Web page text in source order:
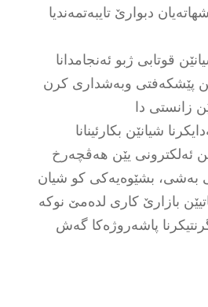
دبوارێ تایبەتمەندیا
قوتابى ژبو ئەنجامدانا
پێشکەفتى وبەشدارى کرن
زانستى دا
شیانێن بکارئینانا
ئەلکترونى یێن هەڤچەرخ
بەشى، بشێوەیەکى کو شیان
بازارێ کارى لدەمێ نوکە
پاشەروژەکا گەش